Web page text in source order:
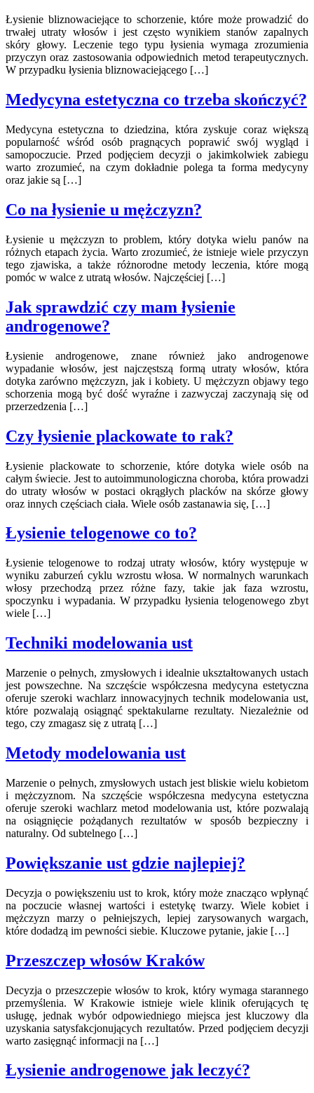
Łysienie bliznowaciejące to schorzenie, które może prowadzić do
trwałej utraty włosów i jest często wynikiem stanów zapalnych
skóry głowy. Leczenie tego typu łysienia wymaga zrozumienia
przyczyn oraz zastosowania odpowiednich metod terapeutycznych.
W przypadku łysienia bliznowaciejącego […]
Medycyna estetyczna co trzeba skończyć?
Medycyna estetyczna to dziedzina, która zyskuje coraz większą
popularność wśród osób pragnących poprawić swój wygląd i
samopoczucie. Przed podjęciem decyzji o jakimkolwiek zabiegu
warto zrozumieć, na czym dokładnie polega ta forma medycyny
oraz jakie są […]
Co na łysienie u mężczyzn?
Łysienie u mężczyzn to problem, który dotyka wielu panów na
różnych etapach życia. Warto zrozumieć, że istnieje wiele przyczyn
tego zjawiska, a także różnorodne metody leczenia, które mogą
pomóc w walce z utratą włosów. Najczęściej […]
Jak sprawdzić czy mam łysienie
androgenowe?
Łysienie androgenowe, znane również jako androgenowe
wypadanie włosów, jest najczęstszą formą utraty włosów, która
dotyka zarówno mężczyzn, jak i kobiety. U mężczyzn objawy tego
schorzenia mogą być dość wyraźne i zazwyczaj zaczynają się od
przerzedzenia […]
Czy łysienie plackowate to rak?
Łysienie plackowate to schorzenie, które dotyka wiele osób na
całym świecie. Jest to autoimmunologiczna choroba, która prowadzi
do utraty włosów w postaci okrągłych placków na skórze głowy
oraz innych częściach ciała. Wiele osób zastanawia się, […]
Łysienie telogenowe co to?
Łysienie telogenowe to rodzaj utraty włosów, który występuje w
wyniku zaburzeń cyklu wzrostu włosa. W normalnych warunkach
włosy przechodzą przez różne fazy, takie jak faza wzrostu,
spoczynku i wypadania. W przypadku łysienia telogenowego zbyt
wiele […]
Techniki modelowania ust
Marzenie o pełnych, zmysłowych i idealnie ukształtowanych ustach
jest powszechne. Na szczęście współczesna medycyna estetyczna
oferuje szeroki wachlarz innowacyjnych technik modelowania ust,
które pozwalają osiągnąć spektakularne rezultaty. Niezależnie od
tego, czy zmagasz się z utratą […]
Metody modelowania ust
Marzenie o pełnych, zmysłowych ustach jest bliskie wielu kobietom
i mężczyznom. Na szczęście współczesna medycyna estetyczna
oferuje szeroki wachlarz metod modelowania ust, które pozwalają
na osiągnięcie pożądanych rezultatów w sposób bezpieczny i
naturalny. Od subtelnego […]
Powiększanie ust gdzie najlepiej?
Decyzja o powiększeniu ust to krok, który może znacząco wpłynąć
na poczucie własnej wartości i estetykę twarzy. Wiele kobiet i
mężczyzn marzy o pełniejszych, lepiej zarysowanych wargach,
które dodadzą im pewności siebie. Kluczowe pytanie, jakie […]
Przeszczep włosów Kraków
Decyzja o przeszczepie włosów to krok, który wymaga starannego
przemyślenia. W Krakowie istnieje wiele klinik oferujących tę
usługę, jednak wybór odpowiedniego miejsca jest kluczowy dla
uzyskania satysfakcjonujących rezultatów. Przed podjęciem decyzji
warto zasięgnąć informacji na […]
Łysienie androgenowe jak leczyć?